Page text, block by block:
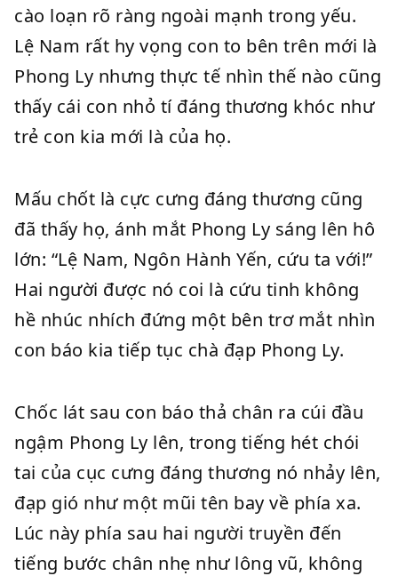
cào loạn rõ ràng ngoài mạnh trong yếu.
Lệ Nam rất hy vọng con to bên trên mới là
Phong Ly nhưng thực tế nhìn thế nào cũng
thấy cái con nhỏ tí đáng thương khóc như
trẻ con kia mới là của họ.
Mấu chốt là cực cưng đáng thương cũng
đã thấy họ, ánh mắt Phong Ly sáng lên hô
lớn: “Lệ Nam, Ngôn Hành Yến, cứu ta với!”
Hai người được nó coi là cứu tinh không
hề nhúc nhích đứng một bên trơ mắt nhìn
con báo kia tiếp tục chà đạp Phong Ly.
Chốc lát sau con báo thả chân ra cúi đầu
ngậm Phong Ly lên, trong tiếng hét chói
tai của cục cưng đáng thương nó nhảy lên,
đạp gió như một mũi tên bay về phía xa.
Lúc này phía sau hai người truyền đến
tiếng bước chân nhẹ như lông vũ, không